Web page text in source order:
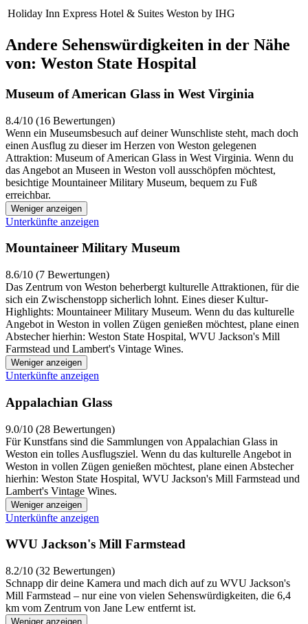
Holiday Inn Express Hotel & Suites Weston by IHG
Andere Sehenswürdigkeiten in der Nähe
von: Weston State Hospital
Museum of American Glass in West Virginia
8.4/10 (16 Bewertungen)
Wenn ein Museumsbesuch auf deiner Wunschliste steht, mach doch
einen Ausflug zu dieser im Herzen von Weston gelegenen
Attraktion: Museum of American Glass in West Virginia. Wenn du
das Angebot an Museen in Weston voll ausschöpfen möchtest,
besichtige Mountaineer Military Museum, bequem zu Fuß
erreichbar.
Weniger anzeigen
Unterkünfte anzeigen
Mountaineer Military Museum
8.6/10 (7 Bewertungen)
Das Zentrum von Weston beherbergt kulturelle Attraktionen, für die
sich ein Zwischenstopp sicherlich lohnt. Eines dieser Kultur-
Highlights: Mountaineer Military Museum. Wenn du das kulturelle
Angebot in Weston in vollen Zügen genießen möchtest, plane einen
Abstecher hierhin: Weston State Hospital, WVU Jackson's Mill
Farmstead und Lambert's Vintage Wines.
Weniger anzeigen
Unterkünfte anzeigen
Appalachian Glass
9.0/10 (28 Bewertungen)
Für Kunstfans sind die Sammlungen von Appalachian Glass in
Weston ein tolles Ausflugsziel. Wenn du das kulturelle Angebot in
Weston in vollen Zügen genießen möchtest, plane einen Abstecher
hierhin: Weston State Hospital, WVU Jackson's Mill Farmstead und
Lambert's Vintage Wines.
Weniger anzeigen
Unterkünfte anzeigen
WVU Jackson's Mill Farmstead
8.2/10 (32 Bewertungen)
Schnapp dir deine Kamera und mach dich auf zu WVU Jackson's
Mill Farmstead – nur eine von vielen Sehenswürdigkeiten, die 6,4
km vom Zentrum von Jane Lew entfernt ist.
Weniger anzeigen